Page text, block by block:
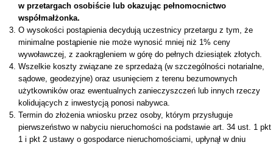
w przetargach osobiście lub okazując pełnomocnictwo
współmałżonka.
O wysokości postąpienia decydują uczestnicy przetargu z tym, że
minimalne postąpienie nie może wynosić mniej niż 1% ceny
wywoławczej, z zaokrągleniem w górę do pełnych dziesiątek złotych.
Wszelkie koszty związane ze sprzedażą (w szczególności notarialne,
sądowe, geodezyjne) oraz usunięciem z terenu bezumownych
użytkowników oraz ewentualnych zanieczyszczeń lub innych rzeczy
kolidujących z inwestycją ponosi nabywca.
Termin do złożenia wniosku przez osoby, którym przysługuje
pierwszeństwo w nabyciu nieruchomości na podstawie art. 34 ust. 1 pkt
1 i pkt 2 ustawy o gospodarce nieruchomościami, upłynął w dniu